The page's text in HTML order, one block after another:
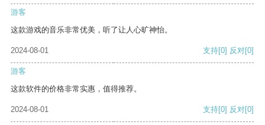
游客
这款游戏的音乐非常优美，听了让人心旷神怡。
2024-08-01 支持[0] 反对[0]
游客
这款软件的价格非常实惠，值得推荐。
2024-08-01 支持[0] 反对[0]